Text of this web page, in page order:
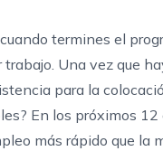
termines el
Una vez que
para la
En los próximos 12
más rápido que la